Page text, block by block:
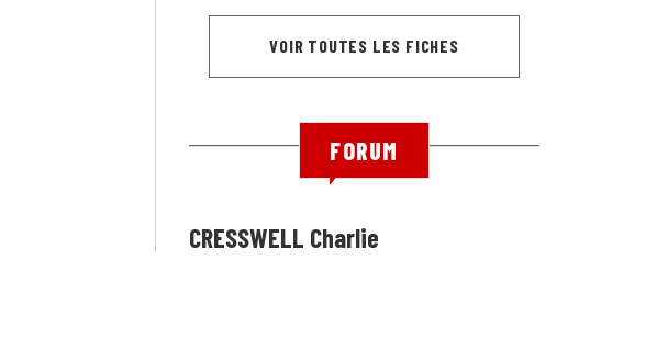
VOIR TOUTES LES FICHES
FORUM
CRESSWELL Charlie